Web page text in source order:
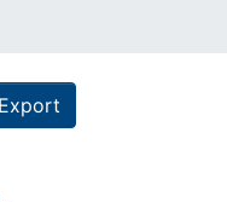
Export